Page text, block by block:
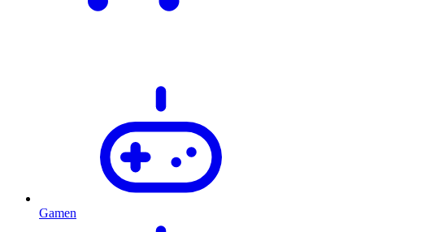
Gamen